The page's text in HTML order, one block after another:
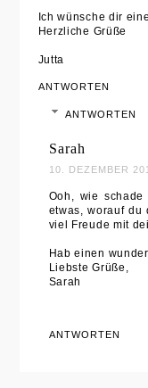
Ich wünsche dir
Herzliche Grüße
Jutta
ANTWORTEN
ANTWORTEN
Sarah
10. DEZEMBER
Ooh, wie
etwas, worauf du
viel Freude mit
Hab einen
Liebste Grüße,
Sarah
ANTWORTEN